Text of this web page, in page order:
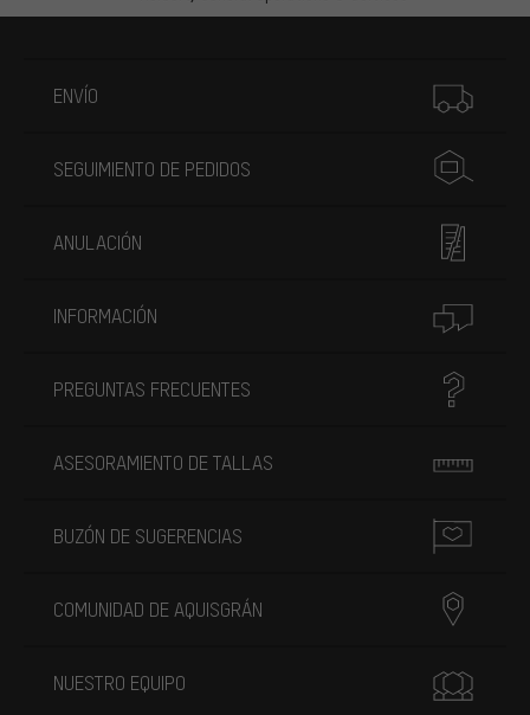
ENVÍO
SEGUIMIENTO DE PEDIDOS
ANULACIÓN
INFORMACIÓN
PREGUNTAS FRECUENTES
ASESORAMIENTO DE TALLAS
BUZÓN DE SUGERENCIAS
COMUNIDAD DE AQUISGRÁN
NUESTRO EQUIPO